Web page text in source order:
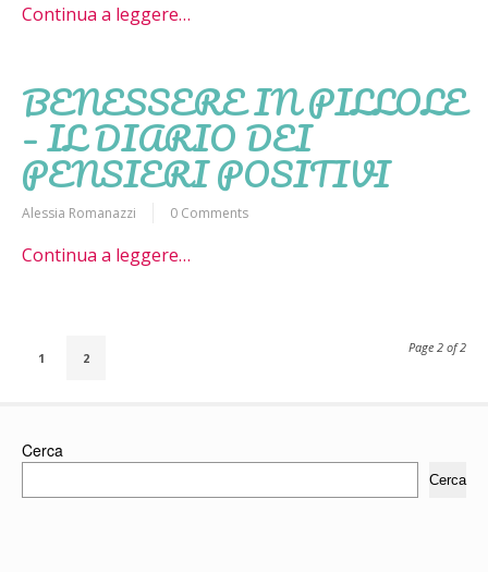
Continua a leggere…
BENESSERE IN PILLOLE
– IL DIARIO DEI
PENSIERI POSITIVI
Alessia Romanazzi 0 Comments
Continua a leggere…
1 2
Page 2 of 2
Cerca
Cerca